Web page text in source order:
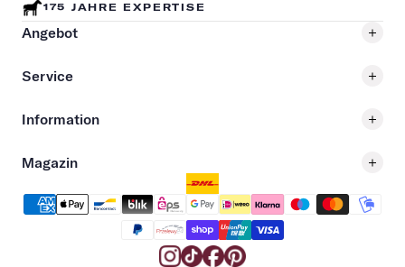
175 JAHRE EXPERTISE
Angebot
Service
Information
Magazin